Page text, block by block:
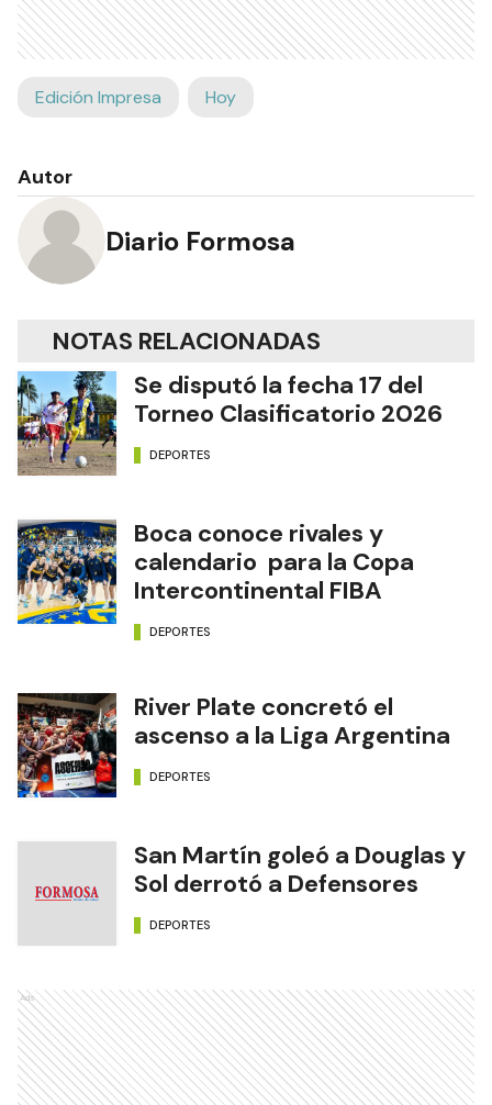
Edición Impresa Hoy
Autor
Diario Formosa
NOTAS RELACIONADAS
Se disputó la fecha 17 del
Torneo Clasificatorio 2026
DEPORTES
Boca conoce rivales y
calendario para la Copa
Intercontinental FIBA
DEPORTES
River Plate concretó el
ascenso a la Liga Argentina
DEPORTES
San Martín goleó a Douglas y
Sol derrotó a Defensores
DEPORTES
Ads